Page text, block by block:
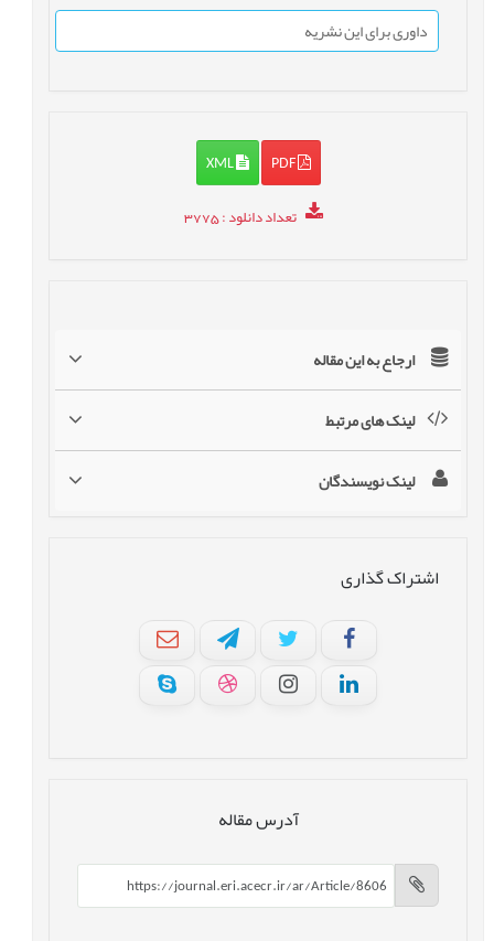
داوری برای این نشریه
PDF
XML
تعداد دانلود: 3775
ارجاع به این مقاله
لینک های مرتبط
لینک نویسندگان
اشتراک گذاری
آدرس مقاله